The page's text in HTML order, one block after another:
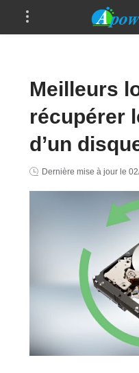
Meilleurs
récupérer
d’un
Dernière mise à jour le